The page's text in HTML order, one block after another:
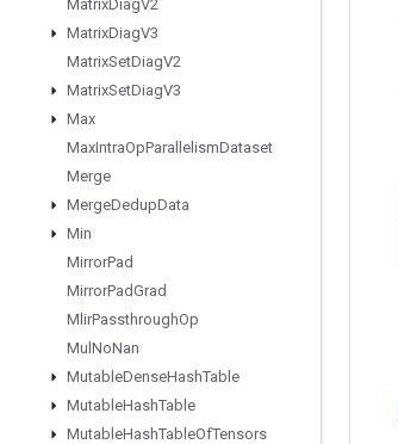
MatrixDiagV2
MatrixDiagV3
MatrixSetDiagV2
MatrixSetDiagV3
Max
MaxIntraOpParallelismDataset
Merge
MergeDedupData
Min
MirrorPad
MirrorPadGrad
MlirPassthroughOp
Mul NoNan
MutableDenseHashTable
MutableHashTable
MutableHashTableOfTensors